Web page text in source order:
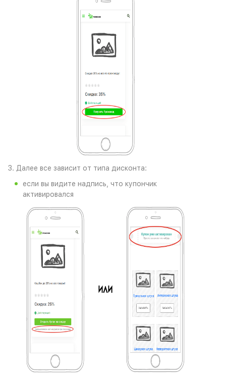
3. Далее все зависит от типа дисконта:
если вы видите надпись, что купончик
активировался